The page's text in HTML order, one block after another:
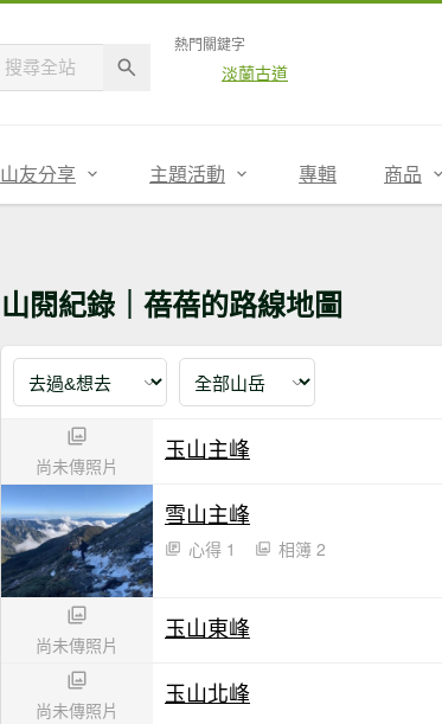
熱門關鍵字
淡蘭古道
山友分享 主題活動 專輯 商品
山閱紀錄｜蓓蓓的路線地圖
尚未傳照片
玉山主峰
雪山主峰
心得 1 相簿 2
尚未傳照片
玉山東峰
尚未傳照片
玉山北峰